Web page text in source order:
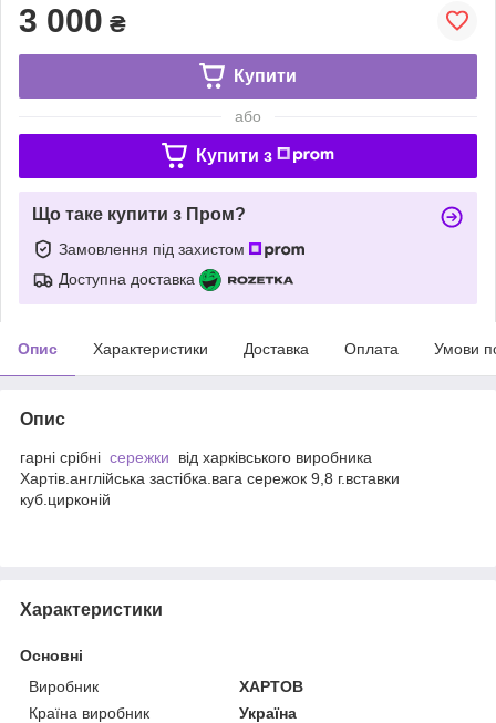
3 000 ₴
Купити
або
Купити з
Що таке купити з Пром?
Замовлення під захистом
Доступна доставка
Опис Характеристики Доставка Оплата Умови
Опис
гарні срібні сережки від харківського виробника
Хартів.англійська застібка.вага сережок 9,8 г.вставки
куб.цирконій
Характеристики
Основні
Виробник
ХАРТОВ
Країна виробник
Україна